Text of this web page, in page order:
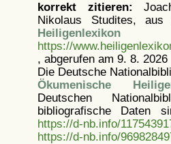
korrekt zitieren:
Nikolaus Studites,
Heiligenlexikon
https://
, abgerufen am 9. 8. 2026
Die Deutsche
Ökumenische
Deutschen
bibliografische Daten
https://d-nb.info/
https://d-nb.info/